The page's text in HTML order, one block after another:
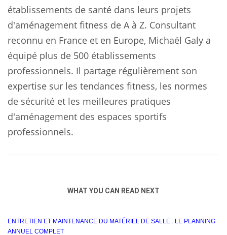
établissements de santé dans leurs projets
d'aménagement fitness de A à Z. Consultant
reconnu en France et en Europe, Michaël Galy a
équipé plus de 500 établissements
professionnels. Il partage régulièrement son
expertise sur les tendances fitness, les normes
de sécurité et les meilleures pratiques
d'aménagement des espaces sportifs
professionnels.
WHAT YOU CAN READ NEXT
ENTRETIEN ET MAINTENANCE DU MATÉRIEL DE SALLE : LE PLANNING
ANNUEL COMPLET